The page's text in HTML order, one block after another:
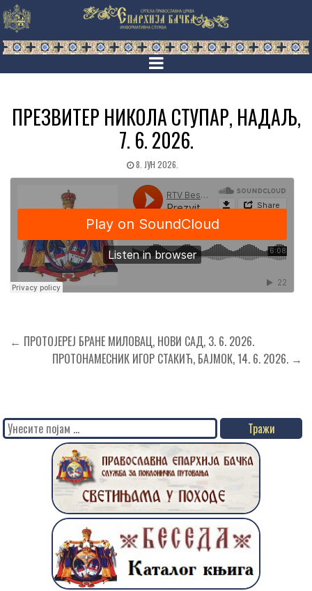
ПРЕЗВИТЕР НИКОЛА СТУПАР, НАДАЉ,
7. 6. 2026.
8. ЈУН 2026.
Кретање
чланка
← ПРОТОЈЕРЕЈ БРАНЕ МИЛОВАЦ, НОВИ САД, 3. 6. 2026.
ПРОТОНАМЕСНИК ИГОР СТАКИЋ, БАЈМОК, 14. 6. 2026. →
Search
for: